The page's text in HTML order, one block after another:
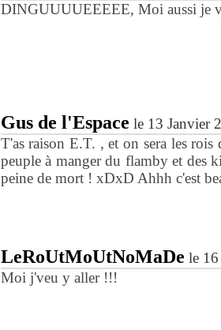
DINGUUUUEEEEE, Moi aussi je
Gus de l'Espace le 13 Janvier
T'as raison E.T. , et on sera les
peuple à manger du flamby et des
peine de mort ! xDxD Ahhh c'est
LeRoUtMoUtNoMaDe le
Moi j'veu y aller !!!